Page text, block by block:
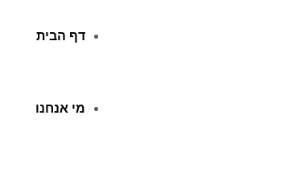
דף הבית
מי אנחנו